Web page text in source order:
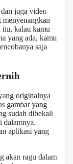
juga video
kalau kamu
yang ada, kamu
saja
originalnya
gambar yang
sudah dibekali
dalamnya.
aplikasi yang
akan ragu dalam